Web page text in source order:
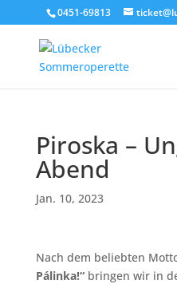
0451-69813
Piroska –
Abend
Jan. 10, 2023
Nach dem beliebten
Pálinka!“bringen wir in